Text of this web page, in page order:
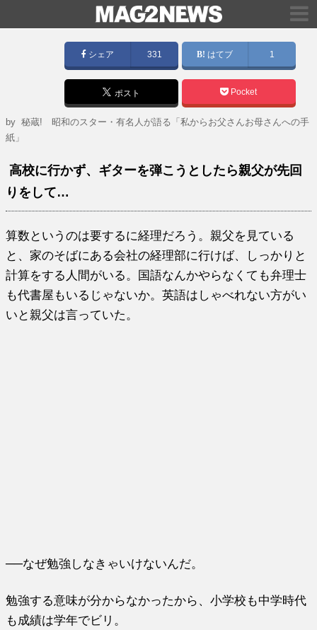
シェア 331 はてブ 1
ポスト Pocket
by秘蔵! 昭和のスター・有名人が語る「私からお父さんお母さんへの手
紙」
高校に行かず、ギターを弾こうとしたら親父が先回
りをして…
算数というのは要するに経理だろう。親父を見ている
と、家のそばにある会社の経理部に行けば、しっかりと
計算をする人間がいる。国語なんかやらなくても弁理士
も代書屋もいるじゃないか。英語はしゃべれない方がい
いと親父は言っていた。
──なぜ勉強しなきゃいけないんだ。
勉強する意味が分からなかったから、小学校も中学時代
も成績は学年でビリ。